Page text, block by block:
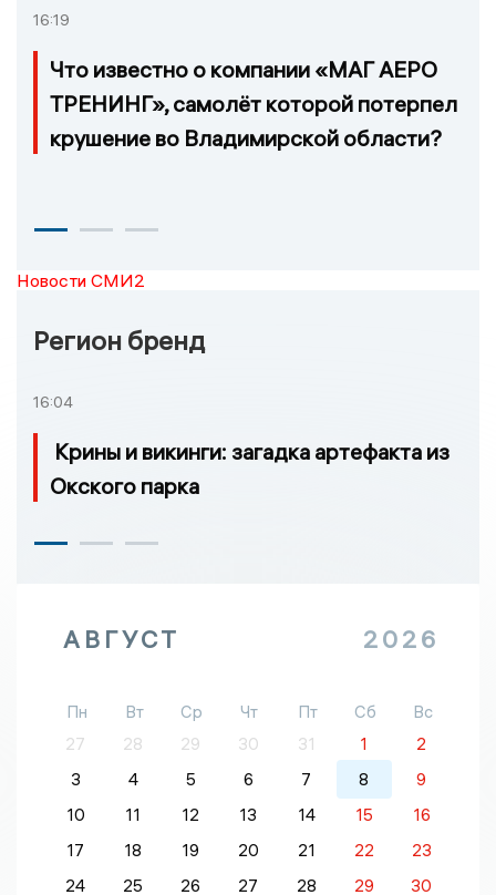
16:19
Что известно о компании «МАГ АЕРО
ТРЕНИНГ», самолёт которой потерпел
крушение во Владимирской области?
Новости СМИ2
Регион бренд
16:04
Крины и викинги: загадка артефакта из
Окского парка
АВГУСТ 2026
Пн Вт Ср Чт Пт Сб
Вс
27
28 29 30 31 1
2
3
4 5 6 7 8
9
10
11 12 13 14 15
16
17
18 19 20 21 22
23
24
25 26 27 28 29 30